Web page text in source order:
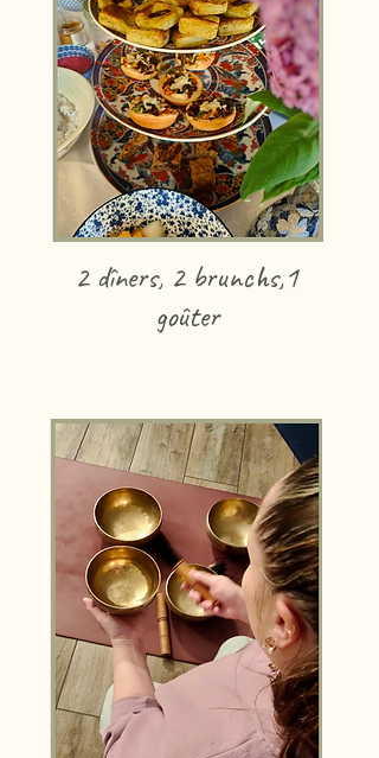
2 dîners, 2 brunchs,1
goûter